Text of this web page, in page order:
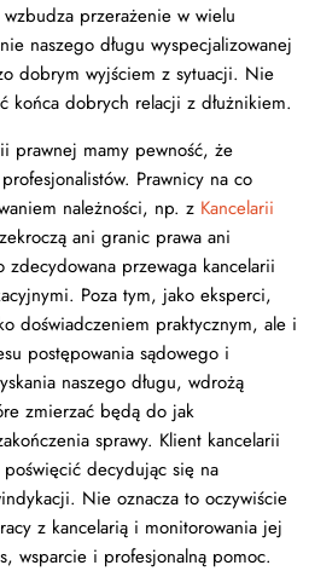
wzbudza przerażenie w wielu
naszego długu wyspecjalizowanej
dobrym wyjściem z sytuacji. Nie
końca dobrych relacji z dłużnikiem.
prawnej mamy pewność, że
Prawnicy na co
należności, np. z Kancelarii
ani granic prawa ani
przewaga kancelarii
Poza tym, jako eksperci,
doświadczeniem praktycznym, ale i
postępowania sądowego i
naszego długu, wdrożą
zmierzać będą do jak
sprawy. Klient kancelarii
poświęcić decydując się na
Nie oznacza to oczywiście
z kancelarią i monitorowania jej
wsparcie i profesjonalną pomoc.